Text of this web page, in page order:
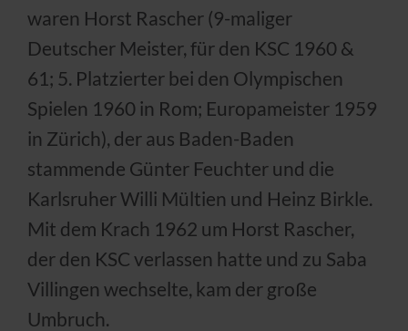
waren Horst Rascher (9-maliger
Deutscher Meister, für den KSC 1960 &
61; 5. Platzierter bei den Olympischen
Spielen 1960 in Rom; Europameister 1959
in Zürich), der aus Baden-Baden
stammende Günter Feuchter und die
Karlsruher Willi Mültien und Heinz Birkle.
Mit dem Krach 1962 um Horst Rascher,
der den KSC verlassen hatte und zu Saba
Villingen wechselte, kam der große
Umbruch.